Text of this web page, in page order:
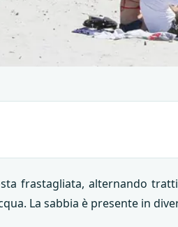
frastagliata, alternando
La sabbia è presente in